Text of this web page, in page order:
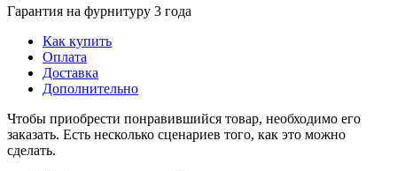
Гарантия на фурнитуру 3 года
Как купить
Оплата
Доставка
Дополнительно
Чтобы приобрести понравившийся товар, необходимо его
заказать. Есть несколько сценариев того, как это можно
сделать.